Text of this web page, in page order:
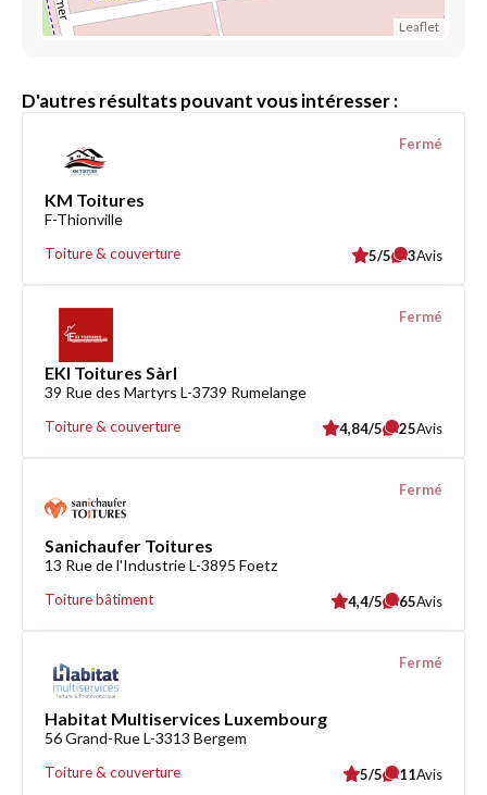
Leaflet
D'autres résultats pouvant vous intéresser :
KM Toitures
F-Thionville
Toiture & couverture
Fermé
5/5 3Avis
EKI Toitures Sàrl
39 Rue des Martyrs L-3739 Rumelange
Toiture & couverture
Fermé
4,84/5 25Avis
Sanichaufer Toitures
13 Rue de l'Industrie L-3895 Foetz
Toiture bâtiment
Fermé
4,4/5 65Avis
Habitat Multiservices Luxembourg
56 Grand-Rue L-3313 Bergem
Toiture & couverture
Fermé
5/5 11Avis